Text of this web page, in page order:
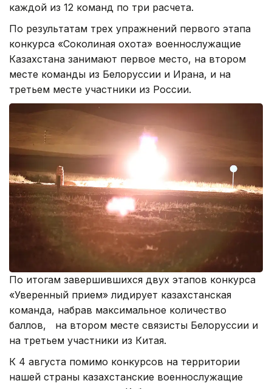
каждой из 12 команд по три расчета.
По результатам трех упражнений первого этапа
конкурса «Соколиная охота» военнослужащие
Казахстана занимают первое место, на втором
месте команды из Белоруссии и Ирана, и на
третьем месте участники из России.
По итогам завершившихся двух этапов конкурса
«Уверенный прием» лидирует казахстанская
команда, набрав максимальное количество
баллов, на втором месте связисты Белоруссии и
на третьем участники из Китая.
К 4 августа помимо конкурсов на территории
нашей страны казахстанские военнослужащие